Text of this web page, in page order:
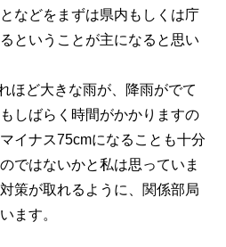
などをまずは県内もしくは庁
ということが主になると思い
ほど大きな雨が、降雨がでて
しばらく時間がかかりますの
イナス75cmになることも十分
ではないかと私は思っていま
策が取れるように、関係部局
ます。